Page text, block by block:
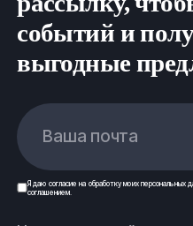
событий и
выгодные
Ваша почта
Я даю согласие на обработку моих персональных
соглашением.